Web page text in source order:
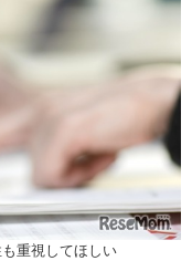
重視してほしい